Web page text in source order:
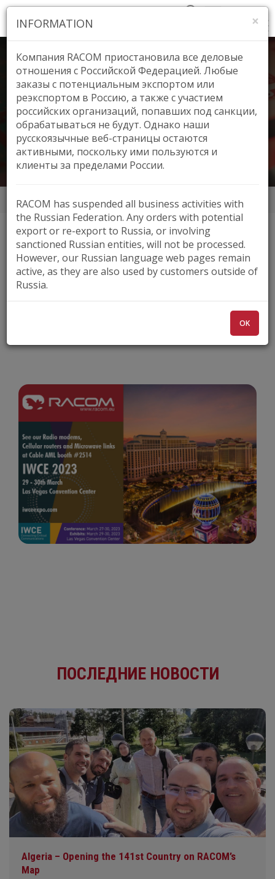
IWCE 2023, Las Vegas
News IWCE 2023, Las Vegas
IWCE 2023, Las Vegas
MARCH 29-30, 2023 | LAS VEGAS, CA, USA
ПОСЛЕДНИЕ НОВОСТИ
Algeria – Opening the 141st Country on RACOM’s
Map
×
INFORMATION
Компания RACOM приостановила все деловые
отношения с Российской Федерацией. Любые
заказы с потенциальным экспортом или
реэкспортом в Россию, а также с участием
российских организаций, попавших под санкции,
обрабатываться не будут. Однако наши
русскоязычные веб-страницы остаются
активными, поскольку ими пользуются и
клиенты за пределами России.
RACOM has suspended all business activities with
the Russian Federation. Any orders with potential
export or re-export to Russia, or involving
sanctioned Russian entities, will not be processed.
However, our Russian language web pages remain
active, as they are also used by customers outside of
Russia.
OK